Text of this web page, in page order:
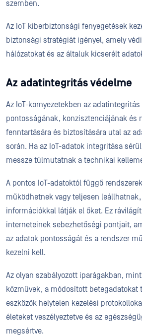
szemben.
Az IoT kiberbiztonsági fenyegetések
biztonsági stratégiát igényel, amely
hálózatokat és az általuk kicserélt
Az adatintegritás védelme
Az IoT-környezetekben az adatintegritás
pontosságának, konzisztenciájának és
fenntartására és biztosítására utal az
során. Ha az IoT-adatok integritása
messze túlmutatnak a technikai
A pontos IoT-adatoktól függő
működhetnek vagy teljesen
információkkal látják el őket. Ez
interneteinek sebezhetőségi pontjait,
az adatok pontosságát és a rendszer
kezelni kell.
Az olyan szabályozott iparágakban,
közművek, a módosított betegadatokat
eszközök helytelen kezelési
életeket veszélyeztetve és az
megsértve.